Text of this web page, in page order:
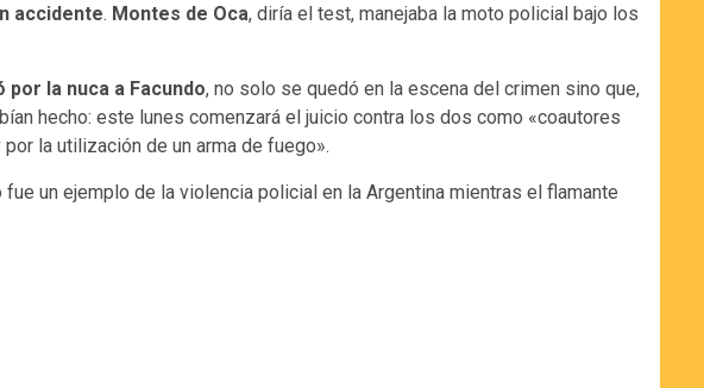
accidente. Montes de Oca, diría el test, manejaba la moto policial bajo los
la nuca a Facundo, no solo se quedó en la escena del crimen sino que,
hecho: este lunes comenzará el juicio contra los dos como «coautores
la utilización de un arma de fuego».
un ejemplo de la violencia policial en la Argentina mientras el flamante